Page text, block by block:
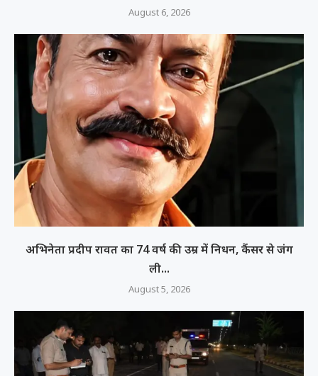
August 6, 2026
अभिनेता प्रदीप रावत का 74 वर्ष की उम्र में निधन, कैंसर से जंग
ली...
August 5, 2026